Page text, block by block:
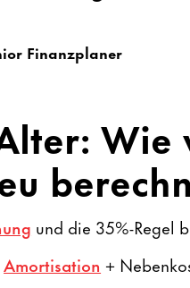
Finanzplaner
Wie
und die 35%-Regel
Amortisation +